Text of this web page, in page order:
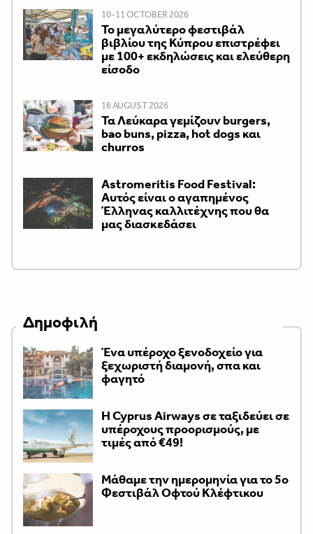
10-11 OCTOBER 2026
Το μεγαλύτερο φεστιβάλ
βιβλίου της Κύπρου επιστρέφει
με 100+ εκδηλώσεις και ελεύθερη
είσοδο
16 AUGUST 2026
Τα Λεύκαρα γεμίζουν burgers,
bao buns, pizza, hot dogs και
churros
Astromeritis Food Festival:
Αυτός είναι ο αγαπημένος
Έλληνας καλλιτέχνης που θα
μας διασκεδάσει
Δημοφιλή
Ένα υπέροχο ξενοδοχείο για
ξεχωριστή διαμονή, σπα και
φαγητό
H Cyprus Airways σε ταξιδεύει σε
υπέροχους προορισμούς, με
τιμές από €49!
Μάθαμε την ημερομηνία για το 5ο
Φεστιβάλ Οφτού Κλέφτικου